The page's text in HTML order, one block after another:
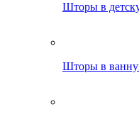
Шторы в
Шторы в